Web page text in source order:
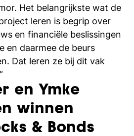
Het belangrijkste wat de
leren is begrip over
en financiële beslissingen
en daarmee de beurs
Dat leren ze bij dit vak
en Ymke
winnen
& Bonds